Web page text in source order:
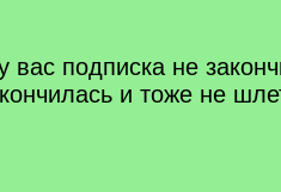
вас подписка не
и тоже не